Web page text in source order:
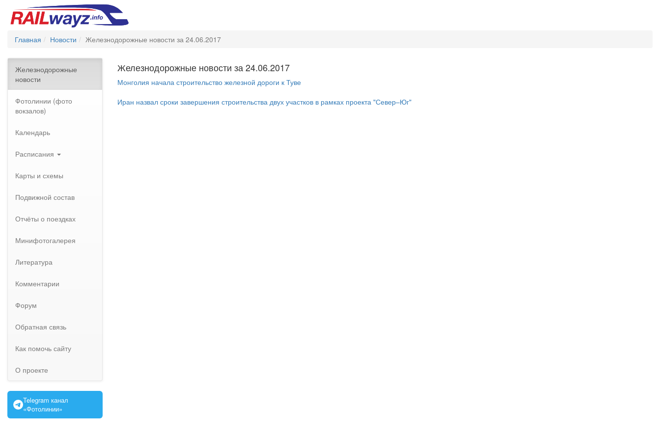
Главная Новости Железнодорожные новости за 24.06.2017
Железнодорожные
новости
Фотолинии (фото
вокзалов)
Календарь
Расписания
Карты и схемы
Подвижной состав
Отчёты о поездках
Минифотогалерея
Литература
Комментарии
Форум
Обратная связь
Как помочь сайту
О проекте
Telegram канал
«Фотолинии»
Железнодорожные новости за 24.06.2017
Монголия начала строительство железной дороги к Туве
Иран назвал сроки завершения строительства двух участков в рамках проекта "Север–Юг"